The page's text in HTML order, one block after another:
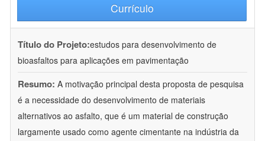
Currículo
Título do Projeto:estudos para desenvolvimento de
bioasfaltos para aplicações em pavimentação
Resumo: A motivação principal desta proposta de pesquisa
é a necessidade do desenvolvimento de materiais
alternativos ao asfalto, que é um material de construção
largamente usado como agente cimentante na indústria da